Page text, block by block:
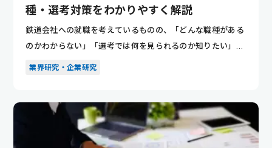
種・選考対策をわかりやすく解説
鉄道会社への就職を考えているものの、「どんな職種がある
のかわからない」「選考では何を見られるのか知りたい」と
悩んでいませ...
業界研究・企業研究